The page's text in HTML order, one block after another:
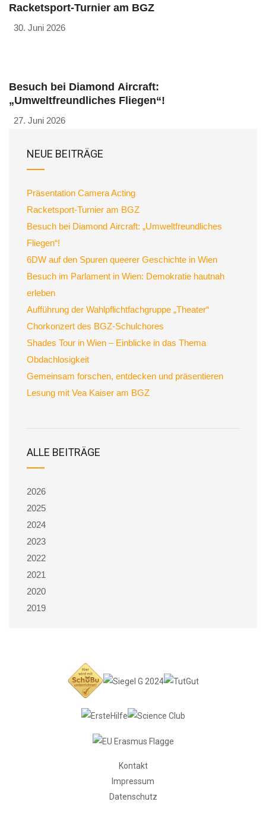
Racketsport-Turnier am BGZ
30. Juni 2026
Besuch bei Diamond Aircraft:
„Umweltfreundliches Fliegen“!
27. Juni 2026
NEUE BEITRÄGE
Präsentation Camera Acting
Racketsport-Turnier am BGZ
Besuch bei Diamond Aircraft: „Umweltfreundliches
Fliegen“!
6DW auf den Spuren queerer Geschichte in Wien
Besuch im Parlament in Wien: Demokratie hautnah
erleben
Aufführung der Wahlpflichtfachgruppe „Theater“
Chorkonzert des BGZ-Schulchores
Shades Tour in Wien – Einblicke in das Thema
Obdachlosigkeit
Gemeinsam forschen, entdecken und präsentieren
Lesung mit Vea Kaiser am BGZ
ALLE BEITRÄGE
2026
2025
2024
2023
2022
2021
2020
2019
Kontakt
Impressum
Datenschutz